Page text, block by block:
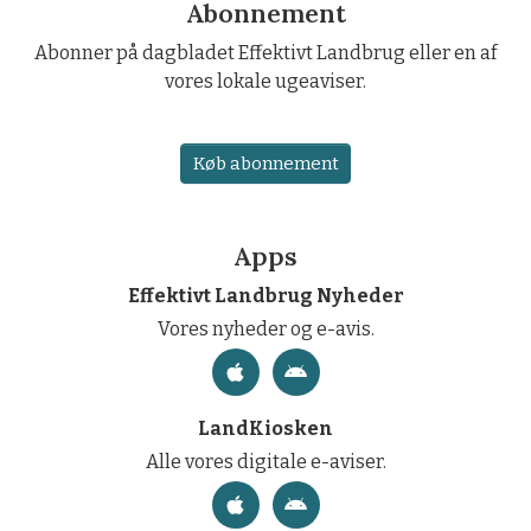
Abonnement
Abonner på dagbladet Effektivt Landbrug eller en af
vores lokale ugeaviser.
Køb abonnement
Apps
Effektivt Landbrug Nyheder
Vores nyheder og e-avis.
LandKiosken
Alle vores digitale e-aviser.